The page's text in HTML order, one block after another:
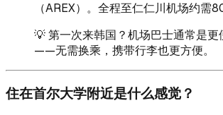
（AREX）。全程至仁仁川机场约需
💡 第一次来韩国？机场巴士通常是更
——无需换乘，携带行李也更方便。
住在首尔大学附近是什么感觉？